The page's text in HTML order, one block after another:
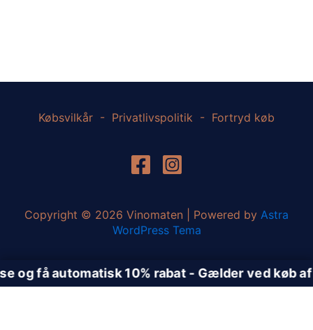
Købsvilkår - Privatlivspolitik - Fortryd køb
Copyright © 2026 Vinomaten | Powered by Astra
WordPress Tema